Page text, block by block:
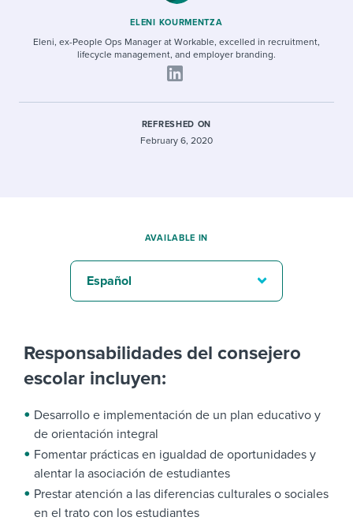
ELENI KOURMENTZA
Eleni, ex-People Ops Manager at Workable, excelled in recruitment,
lifecycle management, and employer branding.
REFRESHED ON
February 6, 2020
Responsabilidades del consejero
escolar incluyen:
Desarrollo e implementación de un plan educativo y
de orientación integral
Fomentar prácticas en igualdad de oportunidades y
alentar la asociación de estudiantes
Prestar atención a las diferencias culturales o sociales
en el trato con los estudiantes
AVAILABLE IN
Español